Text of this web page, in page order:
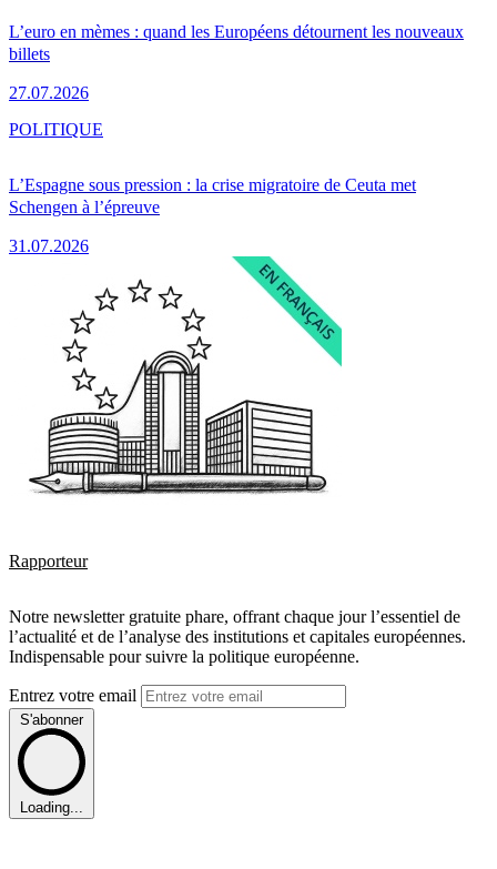
L’euro en mèmes : quand les Européens détournent les nouveaux
billets
27.07.2026
L’Espagne sous pression : la crise migratoire de Ceuta met
Schengen à l’épreuve
31.07.2026
POLITIQUE
Rapporteur
Notre newsletter gratuite phare, offrant chaque jour l’essentiel de
l’actualité et de l’analyse des institutions et capitales européennes.
Indispensable pour suivre la politique européenne.
Entrez votre email
S'abonner
Loading...